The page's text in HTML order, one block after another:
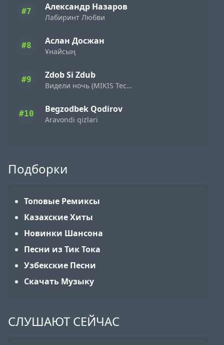
#7 Александр Назаров
Лабиринт Любви
#8 Аслан Досжан
Ұнайсың
#9 Zdob Si Zdub
Видели ночь (MIKIS Techno Flip)
#10 Begzodbek Qodirov
Aravondi qizlari
Подборки
Топовые Ремиксы
Казахские Хиты
Новинки Шансона
Песни из Тик Тока
Узбекские Песни
Скачать Музыку
СЛУШАЮТ СЕЙЧАС